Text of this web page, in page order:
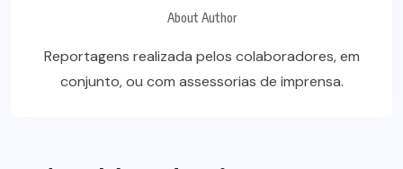
About Author
Reportagens realizada pelos colaboradores, em
conjunto, ou com assessorias de imprensa.